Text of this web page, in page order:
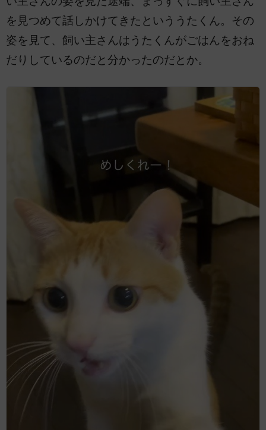
を見つめて話しかけてきたといううたくん。その
姿を見て、飼い主さんはうたくんがごはんをおね
だりしているのだと分かったのだとか。